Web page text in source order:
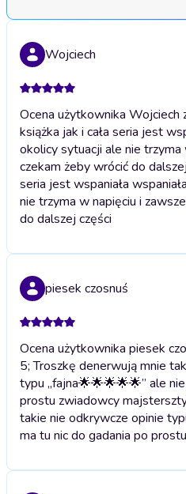
Wojciech
Ocena użytkownika Wojciech
książka jak i cała seria jest
okolicy sytuacji ale nie
czekam żeby wrócić do
seria jest wspaniała
nie trzyma w napięciu i
do dalszej części
piesek czosnuś
Ocena użytkownika piesek
5; Troszkę denerwują mnie
typu ,,fajna🌟🌟🌟🌟🌟’’ ale
prostu zwiadowcy
takie nie odkrywcze opinie
ma tu nic do gadania po